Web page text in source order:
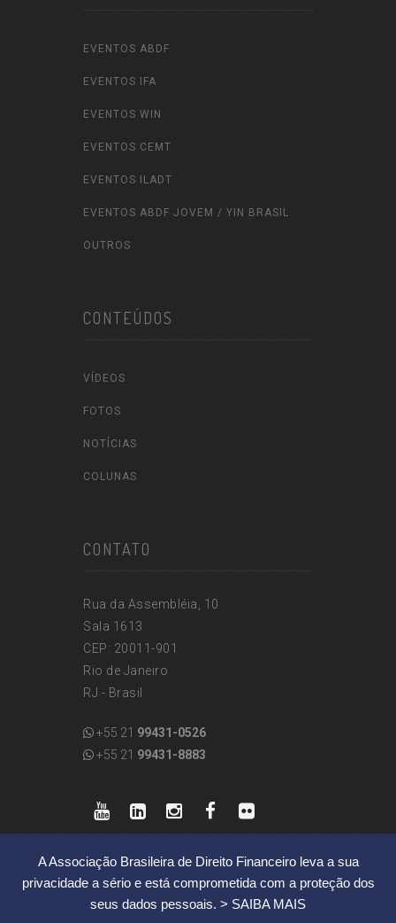
A Associação Brasileira de Direito Financeiro leva a sua
privacidade a sério e está comprometida com a proteção dos
seus dados pessoais. > SAIBA MAIS
EVENTOS ABDF
EVENTOS IFA
EVENTOS WIN
EVENTOS CEMT
EVENTOS ILADT
EVENTOS ABDF JOVEM / YIN BRASIL
OUTROS
CONTEÚDOS
VÍDEOS
FOTOS
NOTÍCIAS
COLUNAS
CONTATO
Rua da Assembléia, 10
Sala 1613
CEP: 20011-901
Rio de Janeiro
RJ - Brasil
+55 21 99431-0526
+55 21 99431-8883